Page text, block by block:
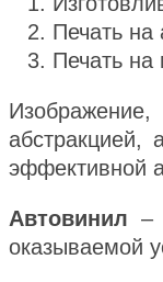
Печать на
Печать на
абстракцией,
эффективной
Автовинил –
оказываемой